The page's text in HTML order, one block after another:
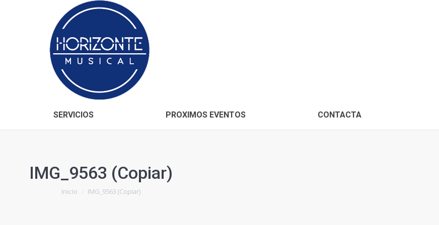
SERVICIOS PROXIMOS EVENTOS CONTACTA
IMG_9563 (Copiar)
Estás aquí:
Inicio IMG_9563 (Copiar)
CONÓCENOS